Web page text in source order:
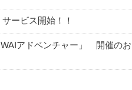
ービス開始！！
アドベンチャー」 開催のお